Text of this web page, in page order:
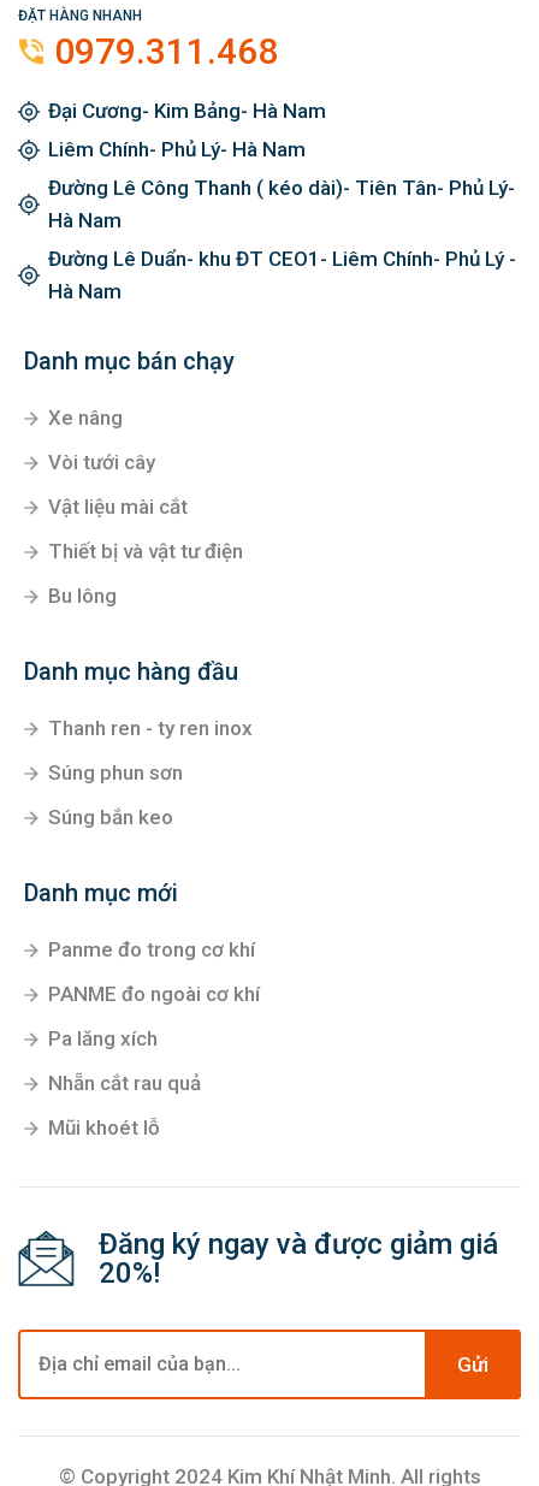
ĐẶT HÀNG NHANH
0979.311.468
Đại Cương- Kim Bảng- Hà Nam
Liêm Chính- Phủ Lý- Hà Nam
Đường Lê Công Thanh ( kéo dài)- Tiên Tân- Phủ Lý-
Hà Nam
Đường Lê Duẩn- khu ĐT CEO1- Liêm Chính- Phủ Lý -
Hà Nam
Danh mục bán chạy
Xe nâng
Vòi tưới cây
Vật liệu mài cắt
Thiết bị và vật tư điện
Bu lông
Danh mục hàng đầu
Thanh ren - ty ren inox
Súng phun sơn
Súng bắn keo
Danh mục mới
Panme đo trong cơ khí
PANME đo ngoài cơ khí
Pa lăng xích
Nhẵn cắt rau quả
Mũi khoét lỗ
Đăng ký ngay và được giảm giá
20%!
Gửi
© Copyright 2024 Kim Khí Nhật Minh. All rights